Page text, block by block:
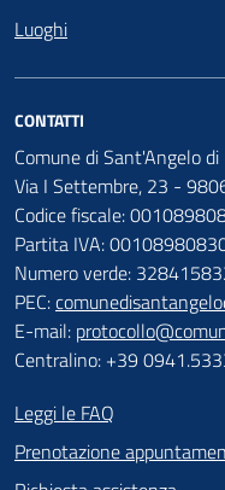
Luoghi
CONTATTI
Comune di Sant'Angelo
Via I Settembre, 23 -
Codice fiscale:
Partita IVA:
Numero verde:
PEC:
E-mail:
Centralino: +39
Leggi le FAQ
Prenotazione